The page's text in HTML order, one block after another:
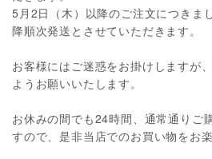
5月2日（木）以降のご注文につきま
降順次発送とさせていただきます。
お客様にはご迷惑をお掛けしますが
ようお願いいたします。
お休みの間でも24時間、通常通りご
すので、是非当店でのお買い物をお